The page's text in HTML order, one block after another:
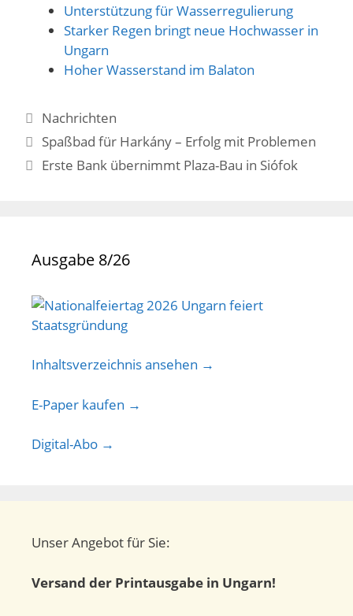
Unterstützung für Wasserregulierung
Starker Regen bringt neue Hochwasser in
Ungarn
Hoher Wasserstand im Balaton
Kategorien
Nachrichten
Spaßbad für Harkány – Erfolg mit Problemen
Erste Bank übernimmt Plaza-Bau in Siófok
Ausgabe 8/26
Inhaltsverzeichnis ansehen →
E-Paper kaufen →
Digital-Abo →
Unser Angebot für Sie:
Versand der Printausgabe in Ungarn!